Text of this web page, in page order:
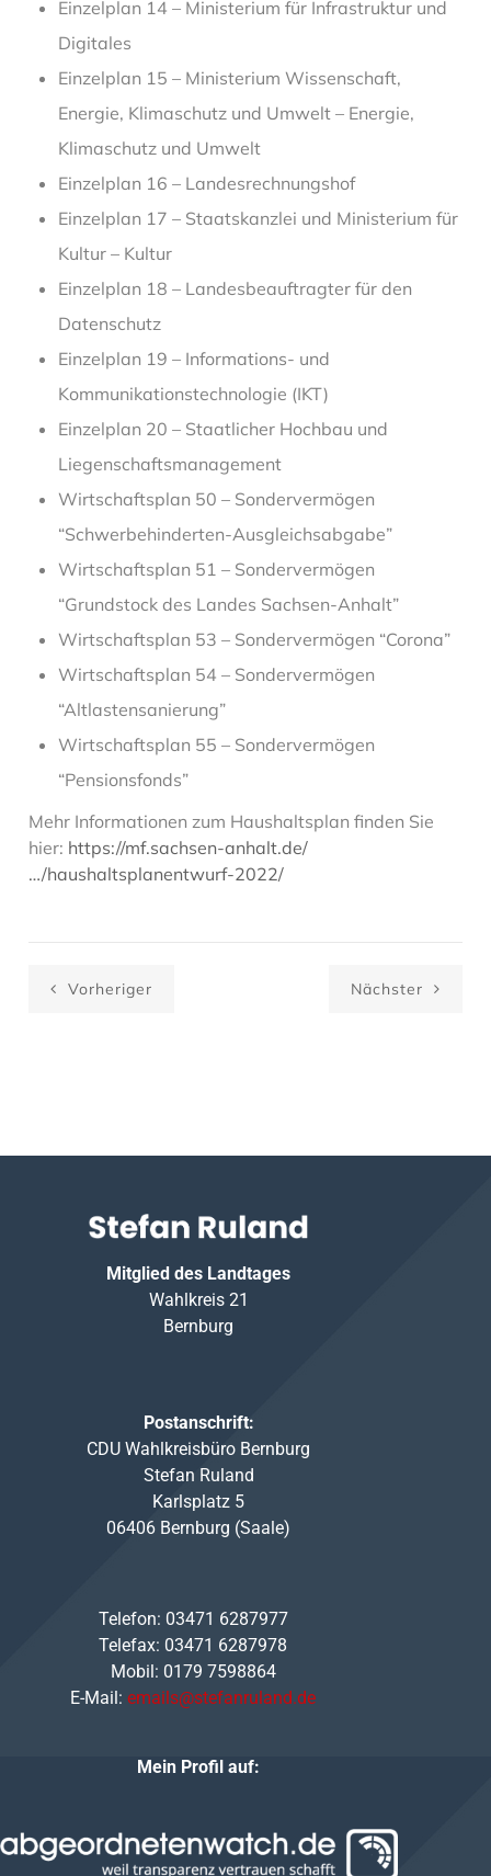
Einzelplan 14 – Ministerium für Infrastruktur und
Digitales
Einzelplan 15 – Ministerium Wissenschaft,
Energie, Klimaschutz und Umwelt – Energie,
Klimaschutz und Umwelt
Einzelplan 16 – Landesrechnungshof
Einzelplan 17 – Staatskanzlei und Ministerium für
Kultur – Kultur
Einzelplan 18 – Landesbeauftragter für den
Datenschutz
Einzelplan 19 – Informations- und
Kommunikationstechnologie (IKT)
Einzelplan 20 – Staatlicher Hochbau und
Liegenschaftsmanagement
Wirtschaftsplan 50 – Sondervermögen
“Schwerbehinderten-Ausgleichsabgabe”
Wirtschaftsplan 51 – Sondervermögen
“Grundstock des Landes Sachsen-Anhalt”
Wirtschaftsplan 53 – Sondervermögen “Corona”
Wirtschaftsplan 54 – Sondervermögen
“Altlastensanierung”
Wirtschaftsplan 55 – Sondervermögen
“Pensionsfonds”
Mehr Informationen zum Haushaltsplan finden Sie
hier: https://mf.sachsen-anhalt.de/
…/haushaltsplanentwurf-2022/
Vorheriger Nächster
Mitglied des Landtages
Wahlkreis 21
Bernburg
Postanschrift:
CDU Wahlkreisbüro Bernburg
Stefan Ruland
Karlsplatz 5
06406 Bernburg (Saale)
Telefon: 03471 6287977
Telefax: 03471 6287978
Mobil: 0179 7598864
E-Mail:emails@stefanruland.de
Mein Profil auf: